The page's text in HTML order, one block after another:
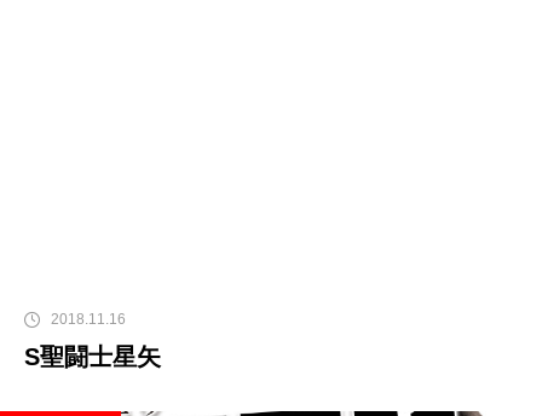
2018.11.16
S聖闘士星矢